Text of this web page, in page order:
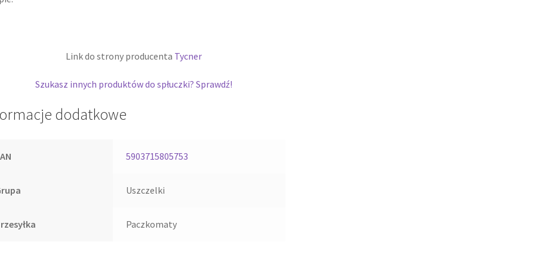
Link do strony producenta Tycner
Szukasz innych produktów do spłuczki? Sprawdź!
dodatkowe
5903715805753
Uszczelki
Paczkomaty